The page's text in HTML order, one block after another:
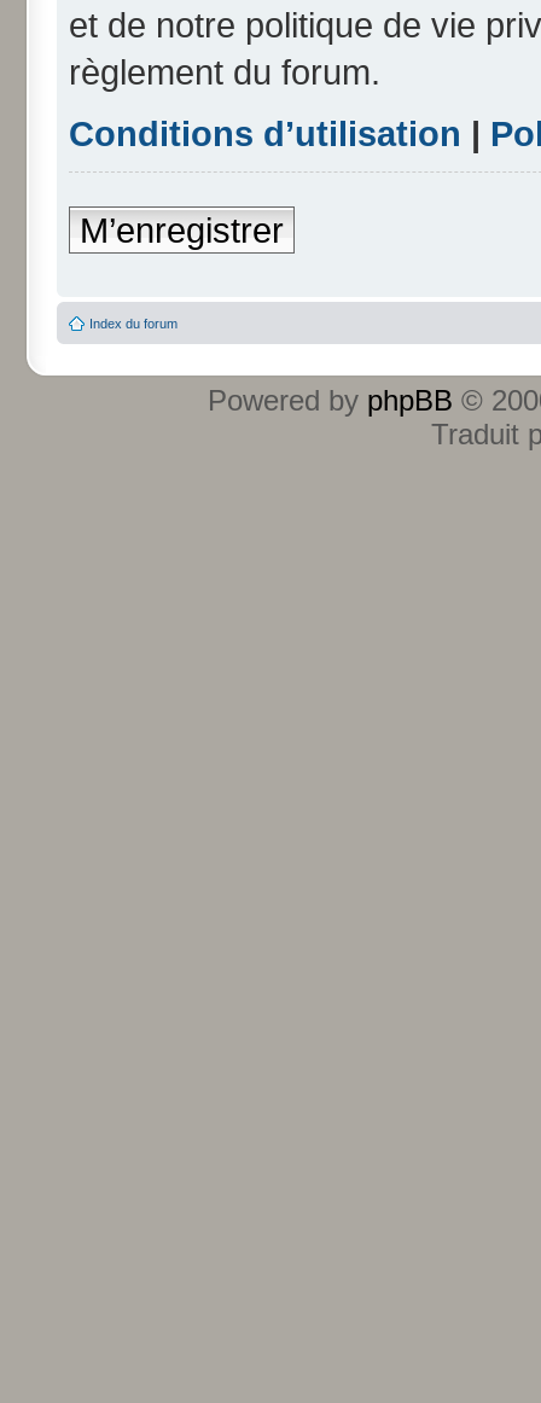
et de notre politique de vie
règlement du forum.
Conditions d’utilisation |
M’enregistrer
Index du forum
Powered by phpBB ©
Traduit